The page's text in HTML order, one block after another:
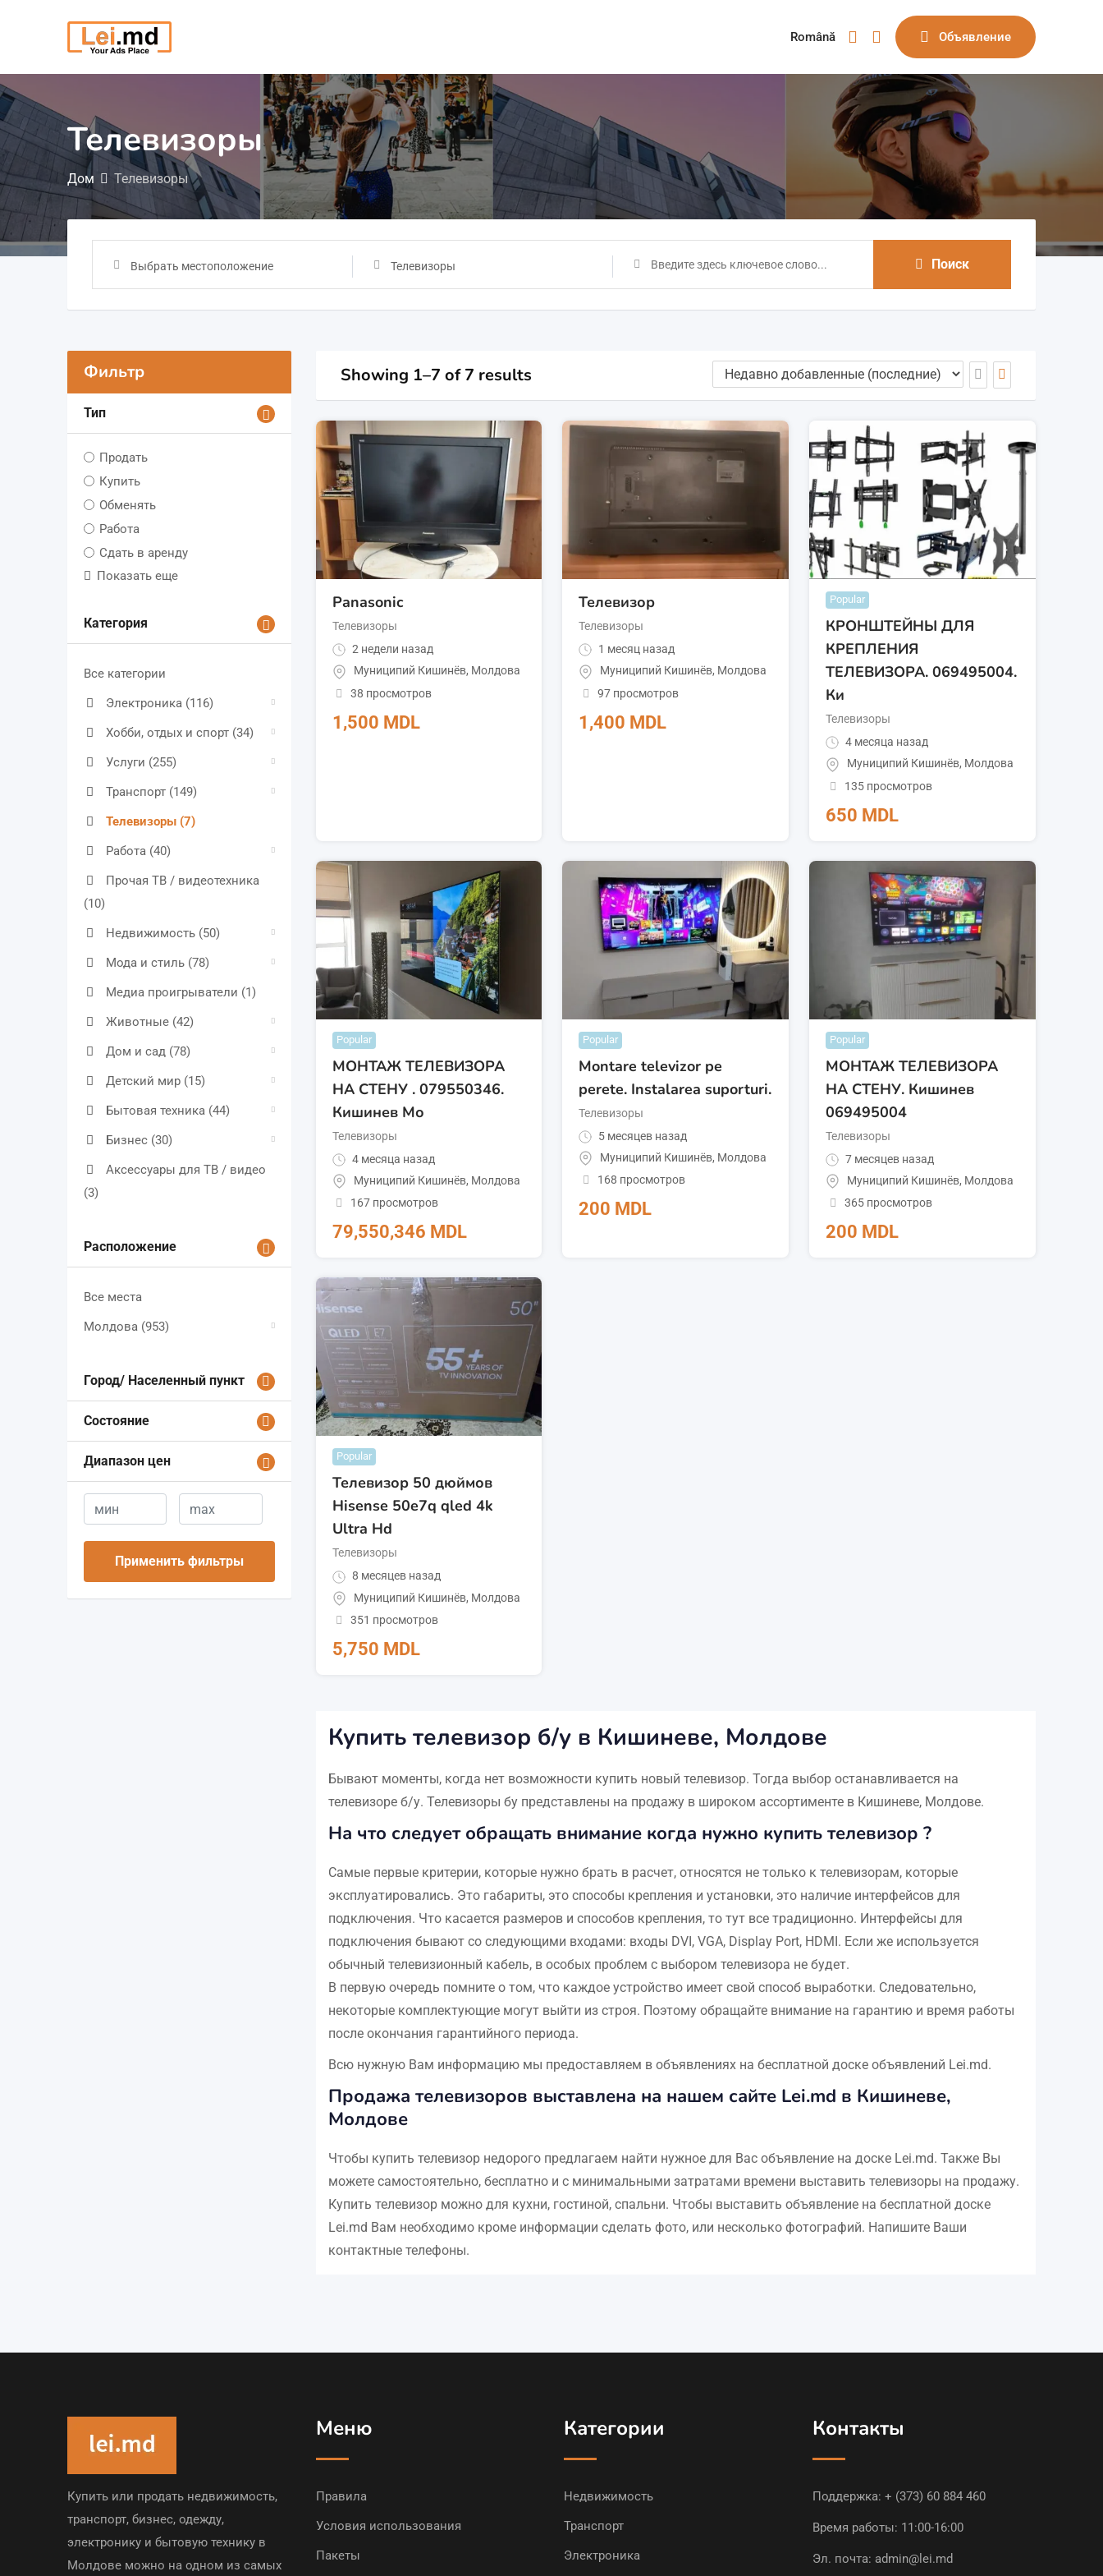
содержимому
Română Объявление
Телевизоры
Дом Телевизоры
Выбрать местоположение Телевизоры Поиск
Фильтр
Тип
Продать
Купить
Обменять
Работа
Сдать в аренду
Показать еще
Категория
Все категории
Электроника (116)
Хобби, отдых и спорт (34)
Услуги (255)
Транспорт (149)
Телевизоры (7)
Работа (40)
Прочая ТВ / видеотехника
(10)
Недвижимость (50)
Мода и стиль (78)
Медиа проигрыватели (1)
Животные (42)
Дом и сад (78)
Детский мир (15)
Бытовая техника (44)
Бизнес (30)
Аксессуары для ТВ / видео
(3)
Расположение
Все места
Молдова (953)
Город/ Населенный пункт
Состояние
Диапазон цен
Применить фильтры
Showing 1–7 of 7 results
Panasonic
Телевизоры
2 недели назад
Муниципий Кишинёв, Молдова
38 просмотров
1,500 MDL
Телевизор
Телевизоры
1 месяц назад
Муниципий Кишинёв, Молдова
97 просмотров
1,400 MDL
Popular
КРОНШТЕЙНЫ ДЛЯ
КРЕПЛЕНИЯ
ТЕЛЕВИЗОРА. 069495004.
Ки
Телевизоры
4 месяца назад
Муниципий Кишинёв, Молдова
135 просмотров
650 MDL
Popular
МОНТАЖ ТЕЛЕВИЗОРА
НА СТЕНУ . 079550346.
Кишинев Мо
Телевизоры
4 месяца назад
Муниципий Кишинёв, Молдова
167 просмотров
79,550,346 MDL
Popular
Montare televizor pe
perete. Instalarea suporturi.
Телевизоры
5 месяцев назад
Муниципий Кишинёв, Молдова
168 просмотров
200 MDL
Popular
МОНТАЖ ТЕЛЕВИЗОРА
НА СТЕНУ. Кишинев
069495004
Телевизоры
7 месяцев назад
Муниципий Кишинёв, Молдова
365 просмотров
200 MDL
Popular
Телевизор 50 дюймов
Hisense 50e7q qled 4k
Ultra Hd
Телевизоры
8 месяцев назад
Муниципий Кишинёв, Молдова
351 просмотров
5,750 MDL
Купить телевизор б/у в Кишиневе, Молдове
Бывают моменты, когда нет возможности купить новый телевизор. Тогда выбор останавливается на
телевизоре б/у. Телевизоры бу представлены на продажу в широком ассортименте в Кишиневе, Молдове.
На что следует обращать внимание когда нужно купить телевизор ?
Самые первые критерии, которые нужно брать в расчет, относятся не только к телевизорам, которые
эксплуатировались. Это габариты, это способы крепления и установки, это наличие интерфейсов для
подключения. Что касается размеров и способов крепления, то тут все традиционно. Интерфейсы для
подключения бывают со следующими входами: входы DVI, VGA, Display Port, HDMI. Если же используется
обычный телевизионный кабель, в особых проблем с выбором телевизора не будет.
В первую очередь помните о том, что каждое устройство имеет свой способ выработки. Следовательно,
некоторые комплектующие могут выйти из строя. Поэтому обращайте внимание на гарантию и время работы
после окончания гарантийного периода.
Всю нужную Вам информацию мы предоставляем в объявлениях на бесплатной доске объявлений Lei.md.
Продажа телевизоров выставлена на нашем сайте Lei.md в Кишиневе,
Молдове
Чтобы купить телевизор недорого предлагаем найти нужное для Вас объявление на доске Lei.md. Также Вы
можете самостоятельно, бесплатно и с минимальными затратами времени выставить телевизоры на продажу.
Купить телевизор можно для кухни, гостиной, спальни. Чтобы выставить объявление на бесплатной доске
Lei.md Вам необходимо кроме информации сделать фото, или несколько фотографий. Напишите Ваши
контактные телефоны.
Купить или продать недвижимость,
транспорт, бизнес, одежду,
электронику и бытовую технику в
Молдове можно на одном из самых
Меню
Правила
Условия использования
Пакеты
Категории
Недвижимость
Транспорт
Электроника
Контакты
Поддержка: + (373) 60 884 460
Время работы: 11:00-16:00
Эл. почта: admin@lei.md